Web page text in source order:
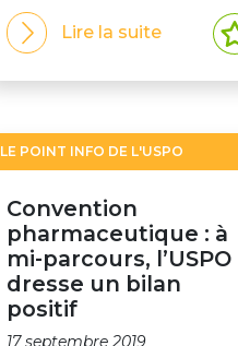
Lire la suite
LE POINT INFO DE L'USPO
Convention
pharmaceutique : à
mi-parcours, l’USPO
dresse un bilan
positif
17 septembre 2019